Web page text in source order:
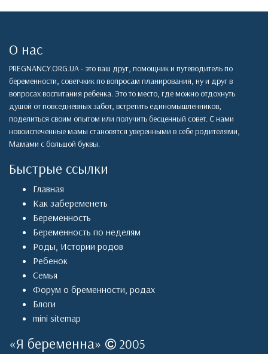
О нас
PREGNANCY.ORG.UA - это ваш друг, помощник и путеводитель по
беременности, советчкик по вопросам планирования, ну и друг в
вопросах воспитания ребенка. Это то место, где можно отдохнуть
душой от повседневных забот, встретить единомышленников,
поделиться своим опытом или получить бесценный совет. С нами
новоиспеченные мамы становятся уверенными в себе родителями,
Мамами с большой буквы.
Быстрые ссылки
Главная
Как забеременеть
Беременность
Беременность по неделям
Роды, Истории родов
Ребенок
Семья
Форум о бременности, родах
Блоги
mini sitemap
«Я беременна» 2005